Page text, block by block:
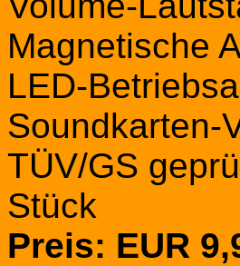
Magnetische
LED-
Soundkarten-
TÜV/GS
Stück
Preis: EUR